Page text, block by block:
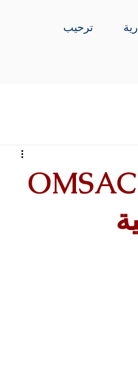
ترحيب
حماية المبلغين عن الفساد: OMSAC